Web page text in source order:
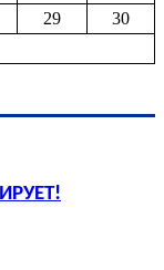
29
30